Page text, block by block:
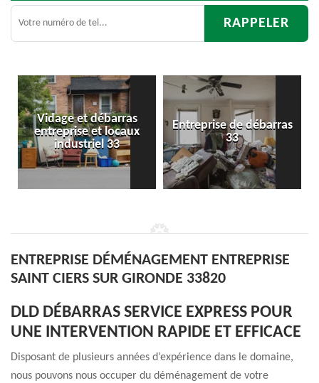
débarras
et locaux
33
Entreprise de débarras
Débarras
ENTREPRISE DÉMÉNAGEMENT ENTREPRISE
SAINT CIERS SUR GIRONDE 33820
DLD DÉBARRAS SERVICE EXPRESS POUR
UNE INTERVENTION RAPIDE ET EFFICACE
Disposant de plusieurs années d’expérience dans le domaine,
nous pouvons nous occuper du déménagement de votre